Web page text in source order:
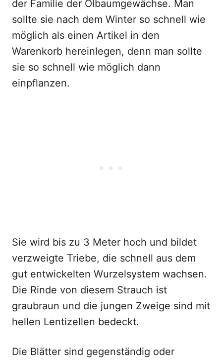
der Familie der Ölbaumgewächse. Man
sollte sie nach dem Winter so schnell wie
möglich als einen Artikel in den
Warenkorb hereinlegen, denn man sollte
sie so schnell wie möglich dann
einpflanzen.
Sie wird bis zu 3 Meter hoch und bildet
verzweigte Triebe, die schnell aus dem
gut entwickelten Wurzelsystem wachsen.
Die Rinde von diesem Strauch ist
graubraun und die jungen Zweige sind mit
hellen Lentizellen bedeckt.
Die Blätter sind gegenständig oder